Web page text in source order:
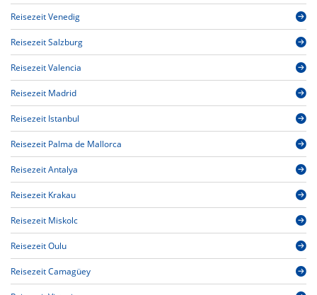
Reisezeit Venedig
Reisezeit Salzburg
Reisezeit Valencia
Reisezeit Madrid
Reisezeit Istanbul
Reisezeit Palma de Mallorca
Reisezeit Antalya
Reisezeit Krakau
Reisezeit Miskolc
Reisezeit Oulu
Reisezeit Camagüey